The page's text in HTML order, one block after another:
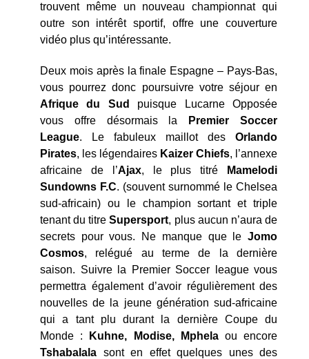
trouvent même un nouveau championnat qui
outre son intérêt sportif, offre une couverture
vidéo plus qu’intéressante.
Deux mois après la finale Espagne – Pays-Bas,
vous pourrez donc poursuivre votre séjour en
Afrique du Sud
puisque Lucarne Opposée
vous offre désormais la
Premier Soccer
League. Le fabuleux maillot des Orlando
Pirates, les légendaires Kaizer Chiefs, l’annexe
africaine de l’Ajax, le plus titré
Mamelodi
Sundowns F.C. (souvent surnommé le Chelsea
sud-africain) ou le champion sortant et triple
tenant du titreSupersport, plus aucun n’aura de
secrets pour vous. Ne manque que le Jomo
Cosmos, relégué au terme de la dernière
saison. Suivre la Premier Soccer league vous
permettra également d’avoir régulièrement des
nouvelles de la jeune génération sud-africaine
qui a tant plu durant la dernière Coupe du
Monde :
Kuhne, Modise, Mphelaou encore
Tshabalala sont en effet quelques unes des